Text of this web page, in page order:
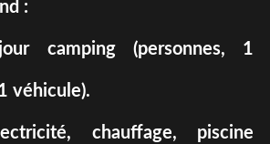
:
camping (personnes, 1
véhicule).
chauffage, piscine